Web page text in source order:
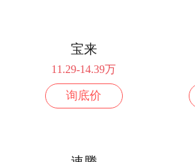
宝来
11.29-14.39万
询底价